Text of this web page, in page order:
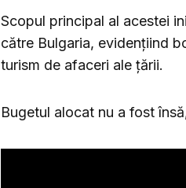
Scopul principal al acestei
către Bulgaria, evidențiind
turism de afaceri ale țării.
Bugetul alocat nu a fost